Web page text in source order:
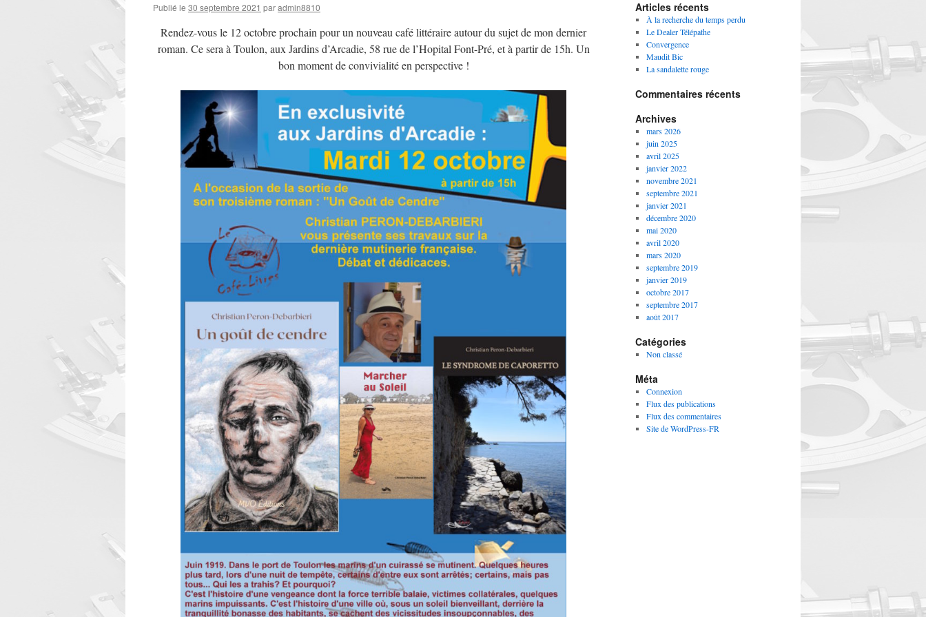
Publié le 30 septembre 2021 paradmin8810
Rendez-vous le 12 octobre prochain pour un nouveau café littéraire autour du sujet de mon dernier
roman. Ce sera à Toulon, aux Jardins d’Arcadie, 58 rue de l’Hopital Font-Pré, et à partir de 15h. Un
bon moment de convivialité en perspective !
Articles récents
À la recherche du temps perdu
Le Dealer Télépathe
Convergence
Maudit Bic
La sandalette rouge
Commentaires récents
Archives
mars 2026
juin 2025
avril 2025
janvier 2022
novembre 2021
septembre 2021
janvier 2021
décembre 2020
mai 2020
avril 2020
mars 2020
septembre 2019
janvier 2019
octobre 2017
septembre 2017
août 2017
Catégories
Non classé
Méta
Connexion
Flux des publications
Flux des commentaires
Site de WordPress-FR